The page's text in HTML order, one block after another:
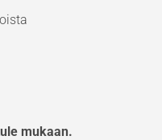
mukaan.